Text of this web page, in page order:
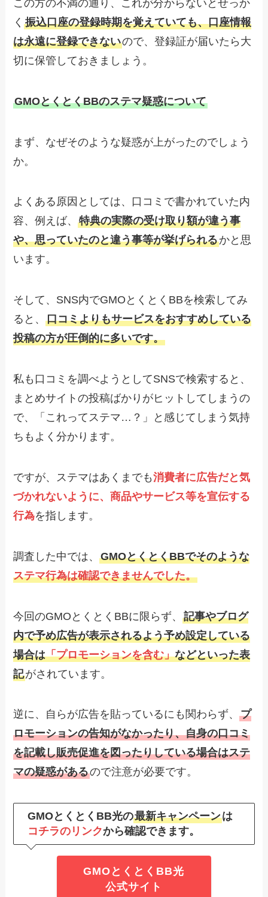
この方の不満の通り、これが分からないとせっか
く振込口座の登録時期を覚えていても、口座情報
は永遠に登録できないので、登録証が届いたら大
切に保管しておきましょう。
GMOとくとくBBのステマ疑惑について
まず、なぜそのような疑惑が上がったのでしょう
か。
よくある原因としては、口コミで書かれていた内
容、例えば、特典の実際の受け取り額が違う事
や、思っていたのと違う事等が挙げられるかと思
います。
そして、SNS内でGMOとくとくBBを検索してみ
ると、口コミよりもサービスをおすすめしている
投稿の方が圧倒的に多いです。
私も口コミを調べようとしてSNSで検索すると、
まとめサイトの投稿ばかりがヒットしてしまうの
で、「これってステマ…？」と感じてしまう気持
ちもよく分かります。
ですが、ステマはあくまでも消費者に広告だと気
づかれないように、商品やサービス等を宣伝する
行為を指します。
調査した中では、GMOとくとくBBでそのような
ステマ行為は確認できませんでした。
今回のGMOとくとくBBに限らず、記事やブログ
内で予め広告が表示されるよう予め設定している
場合は「プロモーションを含む」などといった表
記がされています。
逆に、自らが広告を貼っているにも関わらず、プ
ロモーションの告知がなかったり、自身の口コミ
を記載し販売促進を図ったりしている場合はステ
マの疑惑があるので注意が必要です。
GMOとくとくBB光の最新キャンペーンは
コチラのリンクから確認できます。
GMOとくとくBB光
公式サイト